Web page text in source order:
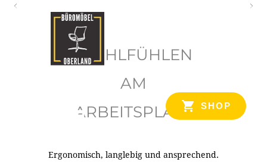
SHOP
WOHLFÜHLEN
AM
ARBEITSPLATZ
Ergonomisch, langlebig und ansprechend.